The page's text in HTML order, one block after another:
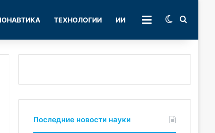
ТЕХНОЛОГИИ ИИ РУБРИКИSwitch skin
Последние новости науки